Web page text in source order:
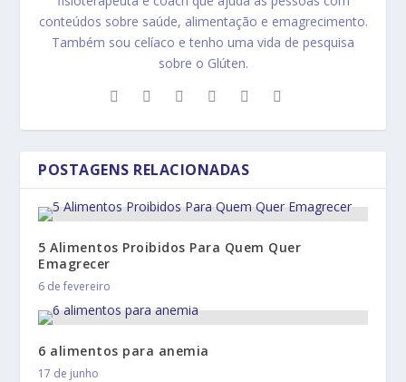
conteúdos sobre saúde, alimentação e emagrecimento.
Também sou celíaco e tenho uma vida de pesquisa
sobre o Glúten.
POSTAGENS RELACIONADAS
5 Alimentos Proibidos Para Quem Quer
Emagrecer
6 de fevereiro
6 alimentos para anemia
17 de junho